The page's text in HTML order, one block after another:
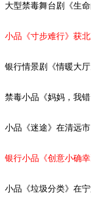
大型禁毒舞台剧《生命
小品《寸步难行》获
银行情景剧《情暖大
禁毒小品《妈妈，我
小品《迷途》在清远市
银行小品《创意小确
小品《垃圾分类》在